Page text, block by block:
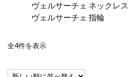
ヴェルサーチェ ネックレス
ヴェルサーチェ 指輪
全4件を表示新
い